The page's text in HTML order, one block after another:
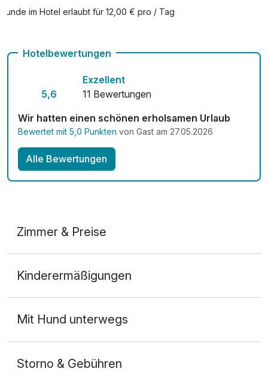
Hunde im Hotel erlaubt für 12,00 € pro / Tag
Hotelbewertungen
5,6
Exzellent
11 Bewertungen
Wir hatten einen schönen erholsamen Urlaub
Bewertet mit 5,0 Punkten von Gast am 27.05.2026
Alle Bewertungen
Zimmer & Preise
2 Erwachsene und 1 Kind
Kinderermäßigungen
Mit Hund unterwegs
Storno & Gebühren